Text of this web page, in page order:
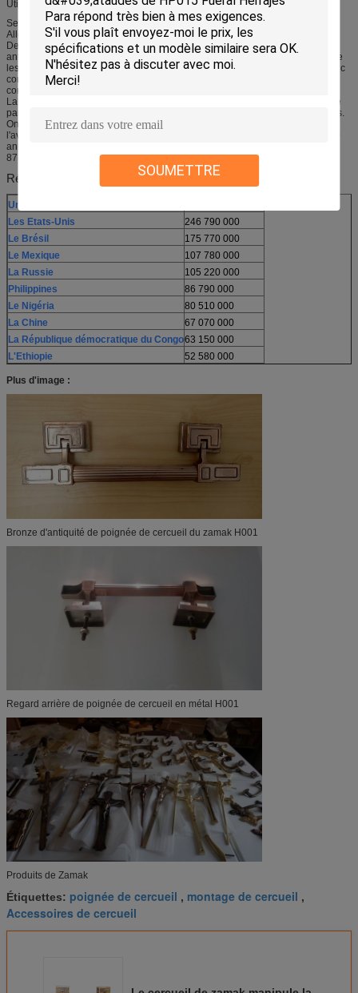
SOUMETTRE
Utilisation antique
Seau en laiton romain en retard – le HemmoorerEimer de Warstade,
Allemagne, deuxième à troisième ANNONCE de siècle
De divers exemples d'isolement de l'utilisation du zinc impur en périodes
antiques ont été découverts. Des minerais de zinc ont été employés pour faire
les milliers d'alloybrass de zinc-cuivre des années avant la découverte du zinc
comme élément distinct. Le laiton de Judean des 14èmes à 10èmes siècles
contient AVANT JÉSUS CHRIST le zinc de 23%.
La connaissance de la façon produire le laiton s'est écartée en Grèce antique
par le 7ème siècle AVANT JÉSUS CHRIST, mais peu de variétés ont été faites.
On a trouvé des ornements faits en alloyscontaining le zinc 80-90%, avec
l'avance, fer, antimoine, et d'autres métaux composant le reste, qui sont 2 500
années. [18] la statuette préhistorique d'A probablement contenant le zinc
87,5% a été trouvée dans un site archéologique de Dacian.
Régions avec les populations significatives
Union européenne
Les Etats-Unis
246 790 000
Le Brésil
175 770 000
Le Mexique
107 780 000
La Russie
105 220 000
Philippines
86 790 000
Le Nigéria
80 510 000
La Chine
67 070 000
La République démocratique du Congo63 150 000
L'Ethiopie
52 580 000
Plus d'image :
Bronze d'antiquité de poignée de cercueil du zamak H001
Regard arrière de poignée de cercueil en métal H001
Produits de Zamak
Étiquettes: poignée de cercueil , montage de cercueil ,
Accessoires de cercueil